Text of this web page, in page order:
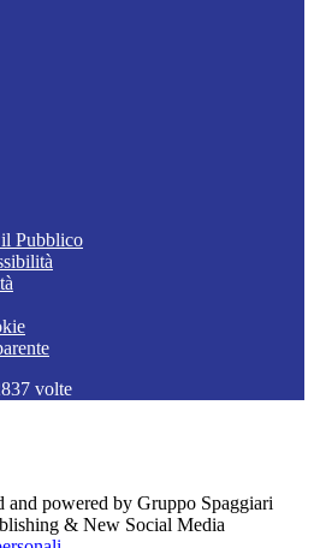
Pubblico
volte
and powered by Gruppo Spaggiari
& New Social Media